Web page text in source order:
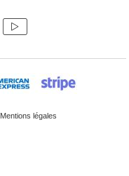
Mentions légales